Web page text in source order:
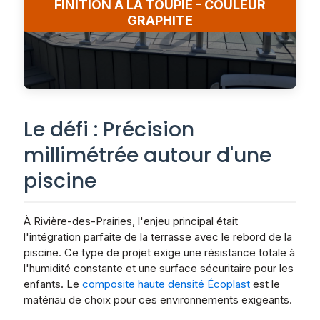
FINITION À LA TOUPIE - COULEUR
GRAPHITE
Le défi : Précision
millimétrée autour d'une
piscine
À Rivière-des-Prairies, l'enjeu principal était
l'intégration parfaite de la terrasse avec le rebord de la
piscine. Ce type de projet exige une résistance totale à
l'humidité constante et une surface sécuritaire pour les
enfants. Le composite haute densité Écoplast est le
matériau de choix pour ces environnements exigeants.